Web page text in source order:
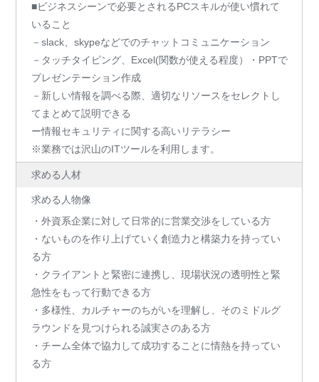
■ビジネスシーンで必要とされるPCスキルが使い慣れて
いること
－slack、skypeなどでのチャットコミュニケーション
－タッチタイピング、Excel(関数が使える程度）・PPTで
プレゼンテーション作成
－新しい情報を調べる際、適切なリソースをセレクトし
てまとめて説明できる
ー情報セキュリティに関する高いリテラシー
※業務では沢山のITツールを利用します。
求める人材
求める人物像
・外資系企業に対して日常的に営業交渉をしている方
・ないものを作り上げていく創造力と構築力を持ってい
る方
・クライアントと緊密に連携し、現場状況の透明性と緊
急性をもって行動できる方
・多様性、カルチャーのちがいを理解し、そのミドルグ
ラウンドを見つけられる誠実さのある方
・チーム全体で協力して成功することに情熱を持ってい
る方